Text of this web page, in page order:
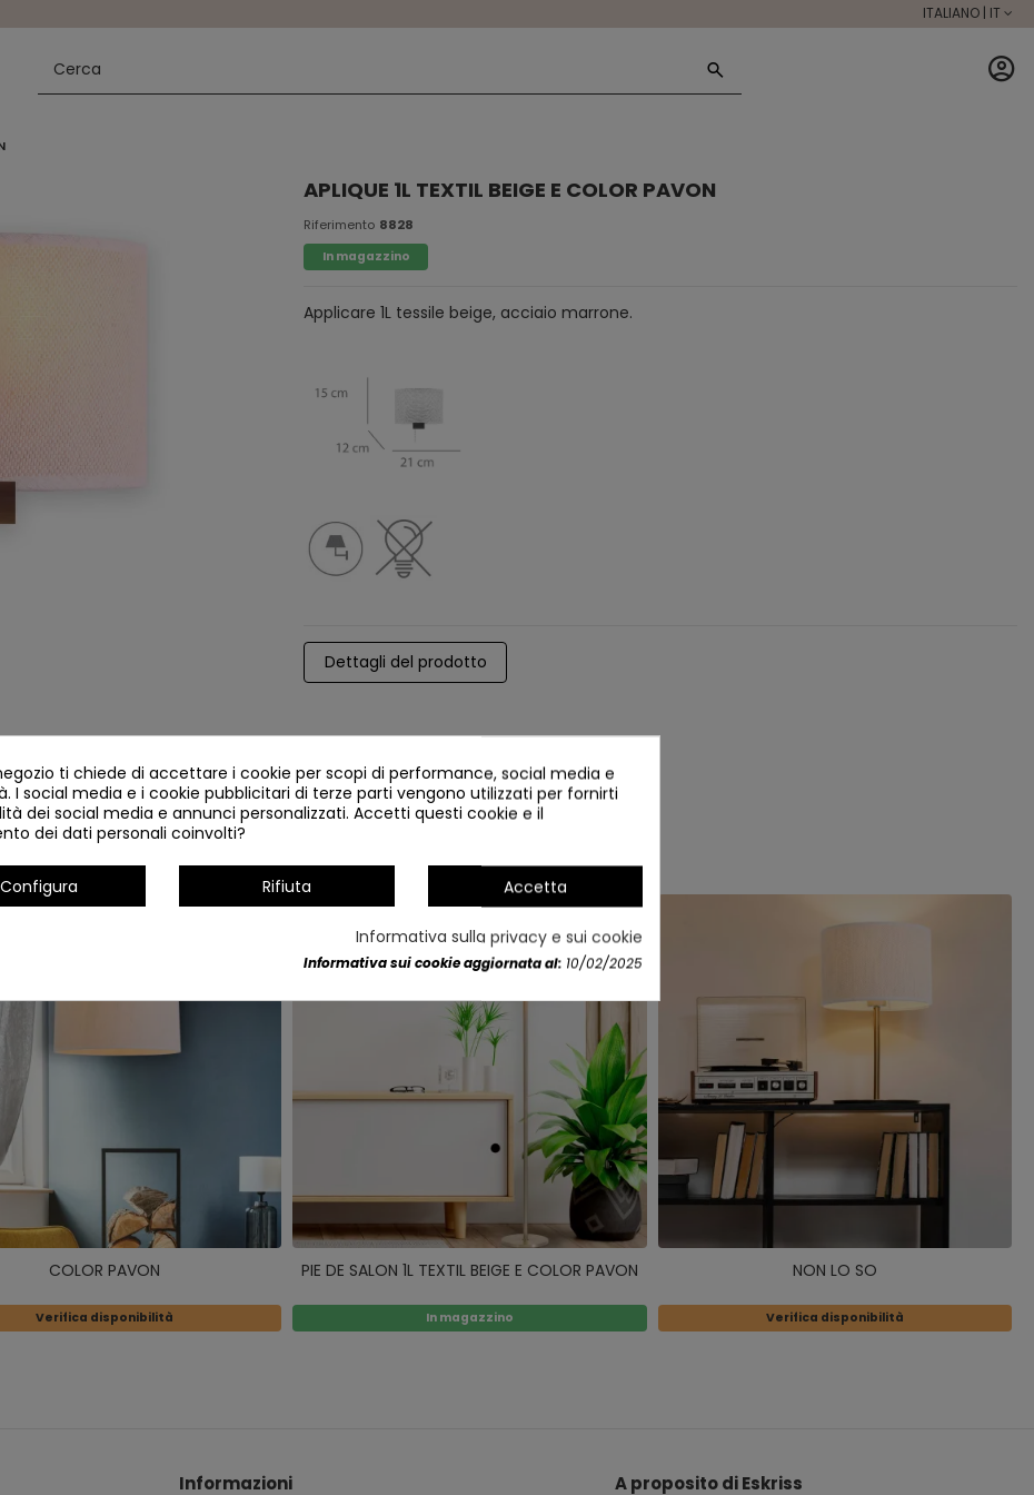
ITALIANO | IT
APLIQUE 1L TEXTIL BEIGE E COLOR PAVON
Riferimento 8828
In magazzino
Applicare 1L tessile beige, acciaio marrone.
Dettagli del prodotto
COLOR PAVON
Verifica disponibilità
PIE DE SALON 1L TEXTIL BEIGE E COLOR PAVON
In magazzino
NON LO SO
Verifica disponibilità
Informazioni A proposito di Eskriss
ti chiede di accettare i cookie per scopi di performance, social media e
I social media e i cookie pubblicitari di terze parti vengono utilizzati per fornirti
dei social media e annunci personalizzati. Accetti questi cookie e il
dei dati personali coinvolti?
Configura Rifiuta Accetta
Informativa sulla privacy e sui cookie
Informativa sui cookie aggiornata al: 10/02/2025